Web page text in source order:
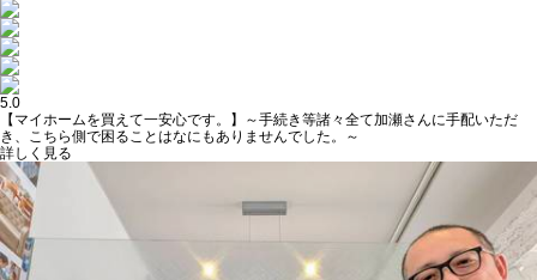
5.0
【マイホームを買えて一安心です。】～手続き等諸々全て加瀬さんに手配いただ
き、こちら側で困ることはなにもありませんでした。～
詳しく見る